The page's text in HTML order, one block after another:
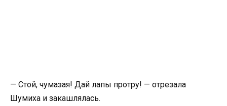
— Стой, чумазая! Дай лапы протру! — отрезала
Шумиха и закашлялась.